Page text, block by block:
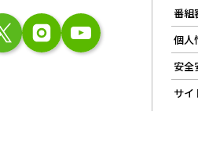
番組
個人
安全
サイ